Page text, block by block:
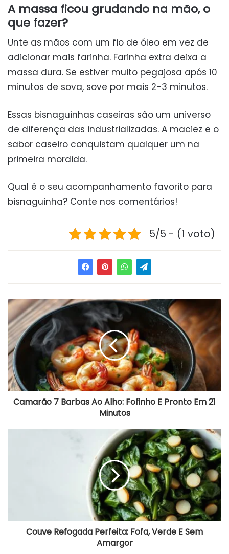
A massa ficou grudando na mão, o
que fazer?
Unte as mãos com um fio de óleo em vez de
adicionar mais farinha. Farinha extra deixa a
massa dura. Se estiver muito pegajosa após 10
minutos de sova, sove por mais 2-3 minutos.
Essas bisnaguinhas caseiras são um universo
de diferença das industrializadas. A maciez e o
sabor caseiro conquistam qualquer um na
primeira mordida.
Qual é o seu acompanhamento favorito para
bisnaguinha? Conte nos comentários!
5/5 - (1 voto)
Camarão
7
Barbas
Ao
Alho:
Fofinho
E
Pronto
Em
21
Minutos
Camarão 7 Barbas Ao Alho: Fofinho E Pronto Em 21
Minutos
Couve
Couve Refogada Perfeita: Fofa, Verde E Sem
Amargor